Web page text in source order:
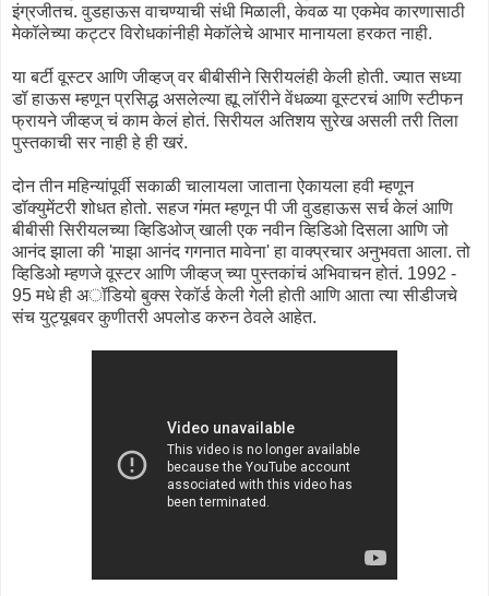
इंग्रजीतच. वुडहाऊस वाचण्याची संधी मिळाली, केवळ या एकमेव कारणासाठी
मेकॉलेच्या कट्टर विरोधकांनीही मेकॉलेचे आभार मानायला हरकत नाही.
या बर्टी वूस्टर आणि जीव्हज् वर बीबीसीने सिरीयलंही केली होती. ज्यात सध्या
डॉ हाऊस म्हणून प्रसिद्ध असलेल्या ह्यू लॉरीने वेंधळ्या वूस्टरचं आणि स्टीफन
फ्रायने जीव्हज् चं काम केलं होतं. सिरीयल अतिशय सुरेख असली तरी तिला
पुस्तकाची सर नाही हे ही खरं.
दोन तीन महिन्यांपूर्वी सकाळी चालायला जाताना ऐकायला हवी म्हणून
डॉक्युमेंटरी शोधत होतो. सहज गंमत म्हणून पी जी वुडहाऊस सर्च केलं आणि
बीबीसी सिरीयलच्या व्हिडिओज् खाली एक नवीन व्हिडिओ दिसला आणि जो
आनंद झाला की 'माझा आनंद गगनात मावेना' हा वाक्प्रचार अनुभवता आला. तो
व्हिडिओ म्हणजे वूस्टर आणि जीव्हज् च्या पुस्तकांचं अभिवाचन होतं. 1992 -
95 मधे ही अॉडियो बुक्स रेकॉर्ड केली गेली होती आणि आता त्या सीडीजचे
संच युट्यूबवर कुणीतरी अपलोड करुन ठेवले आहेत.